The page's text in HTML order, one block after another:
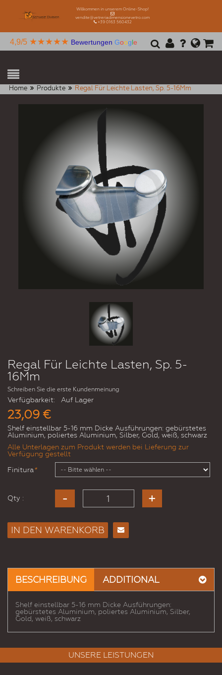
Willkommen in unserem Online-Shop!
vendite@vetreriadimensionevetro.com
+39 0163 560432
4,9/5 ★★★★★ Bewertungen Google
Home Produkte Regal Für Leichte Lasten, Sp. 5-16Mm
Regal Für Leichte Lasten, Sp. 5-
16Mm
Schreiben Sie die erste Kundenmeinung
Verfügbarkeit: Auf Lager
23,09 €
Shelf einstellbar 5-16 mm Dicke Ausführungen: gebürstetes
Aluminium, poliertes Aluminium, Silber, Gold, weiß, schwarz
Alle Unterlagen zum Produkt werden bei Lieferung zur
Verfügung gestellt
*
Finitura
Qty :
IN DEN WARENKORB
Freund
BESCHREIBUNG ADDITIONAL
Shelf einstellbar 5-16 mm Dicke Ausführungen:
gebürstetes Aluminium, poliertes Aluminium, Silber,
Gold, weiß, schwarz
UNSERE LEISTUNGEN